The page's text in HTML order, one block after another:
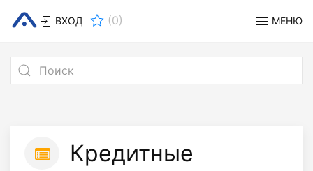
ВХОД (0) МЕНЮ
Кредитные